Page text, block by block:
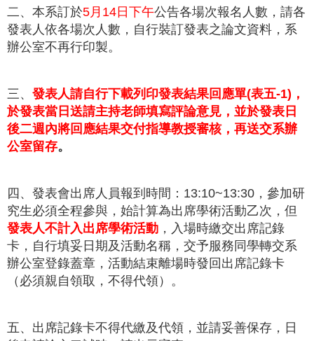
二、本系訂於5月14日下午公告各場次報名人數，請各
發表人依各場次人數，自行裝訂發表之論文資料，系
辦公室不再行印製。
三、 發表人請自行下載列印發表結果回應單(表五-1)，
於發表當日送請主持老師填寫評論意見，並於發表日
後二週內將回應結果交付指導教授審核，再送交系辦
公室留存。
四、發表會出席人員報到時間：13:10~13:30，參加研
究生必須全程參與，始計算為出席學術活動乙次，但
發表人不計入出席學術活動 ，入場時繳交出席記錄
卡，自行填妥日期及活動名稱，交予服務同學轉交系
辦公室登錄蓋章，活動結束離場時發回出席記錄卡
（必須親自領取，不得代領）。
五、出席記錄卡不得代繳及代領，並請妥善保存，日